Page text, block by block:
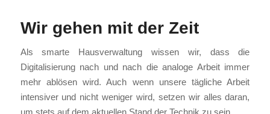
Wir gehen mit der Zeit
Als smarte Hausverwaltung wissen wir, dass die
Digitalisierung nach und nach die analoge Arbeit immer
mehr ablösen wird. Auch wenn unsere tägliche Arbeit
intensiver und nicht weniger wird, setzen wir alles daran,